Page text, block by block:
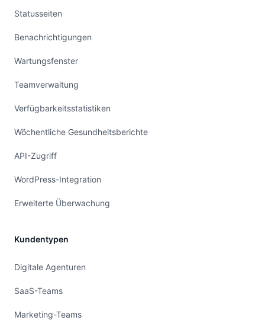
Statusseiten
Benachrichtigungen
Wartungsfenster
Teamverwaltung
Verfügbarkeitsstatistiken
Wöchentliche Gesundheitsberichte
API-Zugriff
WordPress-Integration
Erweiterte Überwachung
Kundentypen
Digitale Agenturen
SaaS-Teams
Marketing-Teams